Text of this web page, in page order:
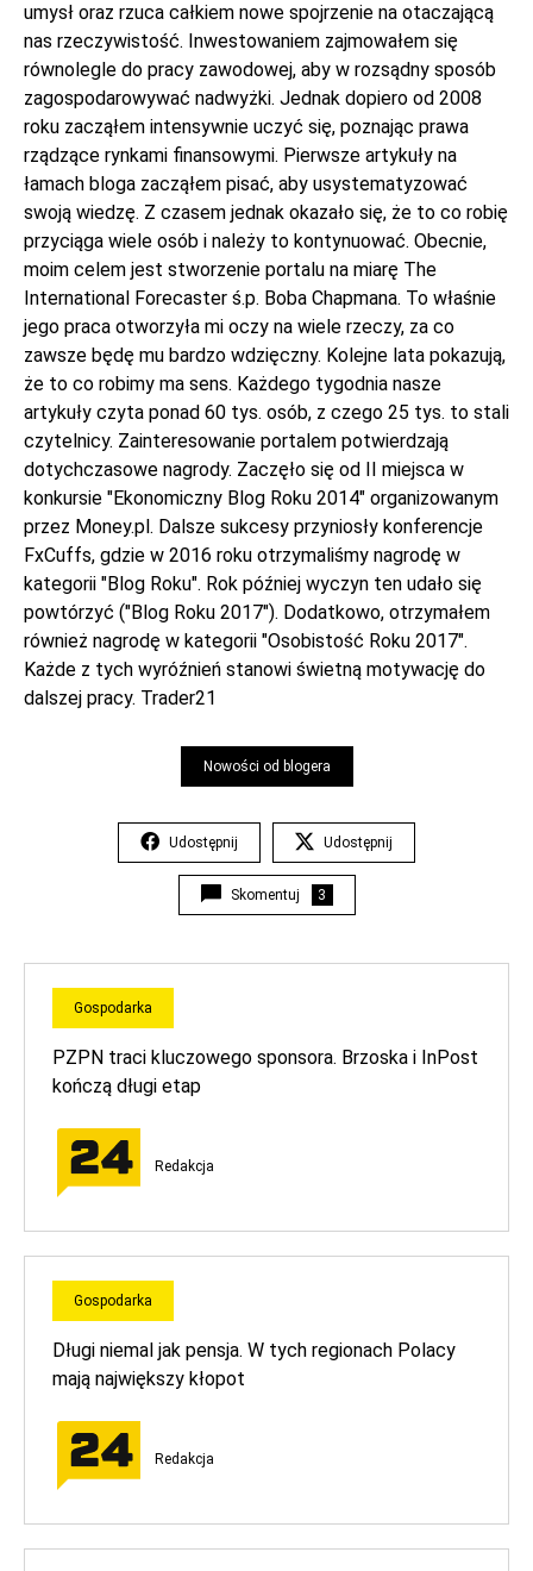
umysł oraz rzuca całkiem nowe spojrzenie na otaczającą
nas rzeczywistość. Inwestowaniem zajmowałem się
równolegle do pracy zawodowej, aby w rozsądny sposób
zagospodarowywać nadwyżki. Jednak dopiero od 2008
roku zacząłem intensywnie uczyć się, poznając prawa
rządzące rynkami finansowymi. Pierwsze artykuły na
łamach bloga zacząłem pisać, aby usystematyzować
swoją wiedzę. Z czasem jednak okazało się, że to co robię
przyciąga wiele osób i należy to kontynuować. Obecnie,
moim celem jest stworzenie portalu na miarę The
International Forecaster ś.p. Boba Chapmana. To właśnie
jego praca otworzyła mi oczy na wiele rzeczy, za co
zawsze będę mu bardzo wdzięczny. Kolejne lata pokazują,
że to co robimy ma sens. Każdego tygodnia nasze
artykuły czyta ponad 60 tys. osób, z czego 25 tys. to stali
czytelnicy. Zainteresowanie portalem potwierdzają
dotychczasowe nagrody. Zaczęło się od II miejsca w
konkursie "Ekonomiczny Blog Roku 2014" organizowanym
przez Money.pl. Dalsze sukcesy przyniosły konferencje
FxCuffs, gdzie w 2016 roku otrzymaliśmy nagrodę w
kategorii "Blog Roku". Rok później wyczyn ten udało się
powtórzyć ("Blog Roku 2017"). Dodatkowo, otrzymałem
również nagrodę w kategorii "Osobistość Roku 2017".
Każde z tych wyróźnień stanowi świetną motywację do
dalszej pracy. Trader21
Nowości od blogera
Udostępnij Udostępnij
Skomentuj 3
Gospodarka
PZPN traci kluczowego sponsora. Brzoska i InPost
kończą długi etap
Redakcja
Gospodarka
Długi niemal jak pensja. W tych regionach Polacy
mają największy kłopot
Redakcja